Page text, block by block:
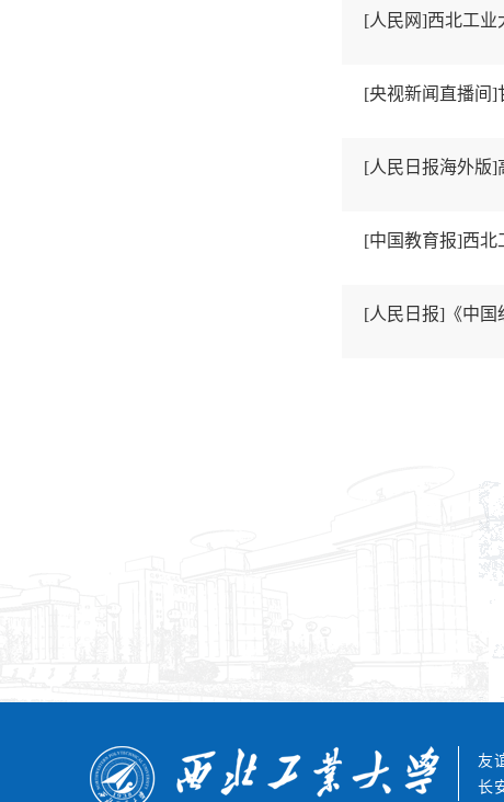
[人民网]西北工业
[央视新闻直播间]
[人民日报海外版]
[中国教育报]西北
[人民日报]《中国
友
长